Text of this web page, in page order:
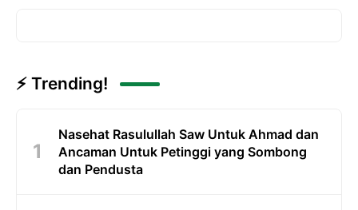
⚡ Trending!
Nasehat Rasulullah Saw Untuk Ahmad dan
Ancaman Untuk Petinggi yang Sombong
dan Pendusta